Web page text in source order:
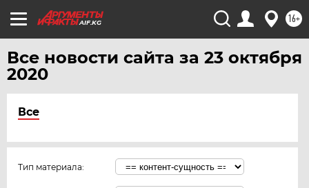
AIF.KG 16+
ЧИТА
ЮГРА
ЯКУТИЯ
ЯМАЛ
ЯРОСЛАВЛЬ
Все новости сайта за 23 октября
2020
Все
Тип материала: